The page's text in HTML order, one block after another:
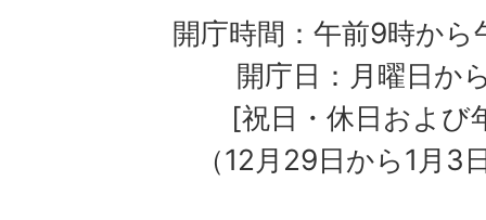
開庁時間：午前9時か
開庁日：月曜日か
[祝日・休日および
（12月29日から1月3